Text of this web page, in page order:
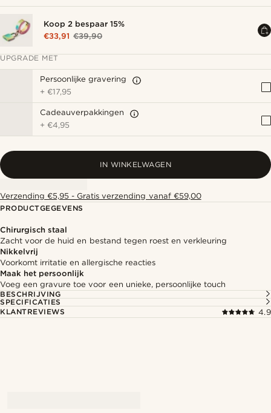
Koop 2 bespaar 15%
€33,91 €39,90
UPGRADE MET
Persoonlijke gravering
+€17,95
Cadeauverpakkingen
+€4,95
IN WINKELWAGEN
Verzending €5,95 - Gratis verzending vanaf €59,00
PRODUCTGEGEVENS
Chirurgisch staal
Zacht voor de huid en bestand tegen roest en verkleuring
Nikkelvrij
Voorkomt irritatie en allergische reacties
Maak het persoonlijk
Voeg een gravure toe voor een unieke, persoonlijke touch
BESCHRIJVING
SPECIFICATIES
KLANTREVIEWS
4.9